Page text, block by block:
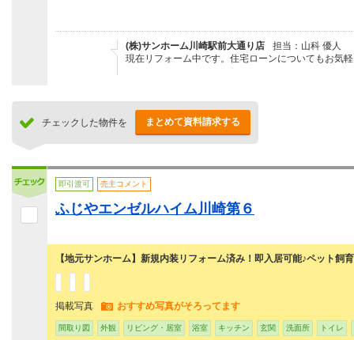
(株)サンホーム川崎駅前大通り店
担当：山科 優人
現在リフォーム中です。住宅ローンについてもお気
チェックした物件を まとめて資料請求する
即引渡可 売主コメント
ふじやエンゼルハイム川崎第６
【地元サンホーム】新規内装リフォーム済み！即入居可能♪ペット飼
掲載写真 おすすめ写真がそろってます
間取り図 外観 リビング・居室 浴室 キッチン 玄関 洗面所 トイレ